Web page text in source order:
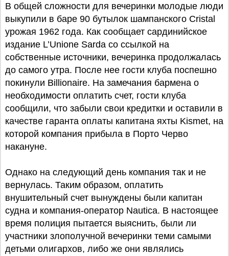
В общей сложности для вечеринки молодые люди
выкупили в баре 90 бутылок шампанского Cristal
урожая 1962 года. Как сообщает сардинийское
издание L’Unione Sarda со ссылкой на
собственные источники, вечеринка продолжалась
до самого утра. После нее гости клуба поспешно
покинули Billionaire. На замечания бармена о
необходимости оплатить счет, гости клуба
сообщили, что забыли свои кредитки и оставили в
качестве гаранта оплаты капитана яхты Kismet, на
которой компания прибыла в Порто Черво
накануне.
Однако на следующий день компания так и не
вернулась. Таким образом, оплатить
внушительный счет вынуждены были капитан
судна и компания-оператор Nautica. В настоящее
время полиция пытается выяснить, были ли
участники злополучной вечеринки теми самыми
детьми олигархов, либо же они являлись